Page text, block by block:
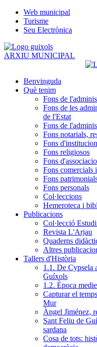
Web municipal
Turisme
Seu Electrònica
ARXIU MUNICIPAL
Benvinguda
Què tenim
Fons de
Fons de les
de l'Estat
Fons de
Fons notarials,
Fons
Fons religiosos
Fons
Fons comercials
Fons
Fons personals
Col·leccions
Hemeroteca i
Publicacions
Col·lecció
Revista L'Arjau
Quaderns
Altres
Tallers d'Història
1.1. De Cypsela
Guíxols
1.2. Època
Capturar el
Mur
Àngel Jiménez,
Sant Feliu de
sardana
Cosa de tots: